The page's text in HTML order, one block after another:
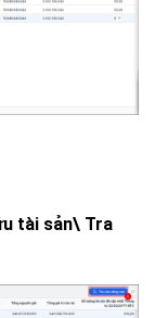
tài sản\ Tra